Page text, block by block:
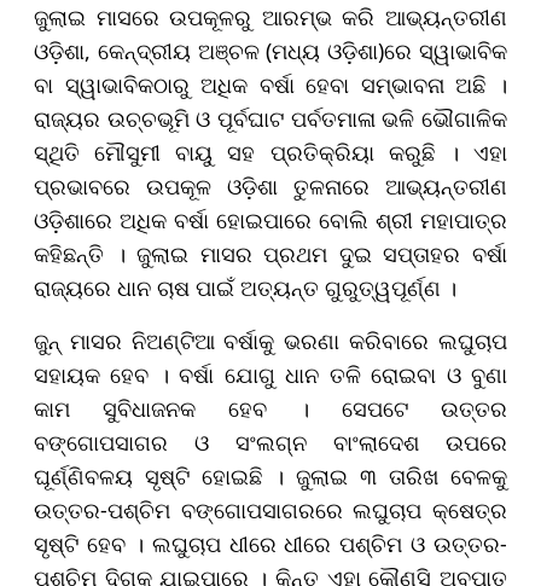
ଜୁଲାଇ ମାସରେ ଉପକୂଳରୁ ଆରମ୍ଭ କରି ଆଭ୍ୟନ୍ତରୀଣ
ଓଡ଼ିଶା, କେନ୍ଦ୍ରୀୟ ଅଞ୍ଚଳ (ମଧ୍ୟ ଓଡ଼ିଶା)ରେ ସ୍ୱାଭାବିକ
ବା ସ୍ୱାଭାବିକଠାରୁ ଅଧିକ ବର୍ଷା ହେବା ସମ୍ଭାବନା ଅଛି ।
ରାଜ୍ୟର ଉଚ୍ଚଭୂମି ଓ ପୂର୍ବଘାଟ ପର୍ବତମାଳା ଭଳି ଭୌଗାଳିକ
ସ୍ଥିତି ମୌସୁମୀ ବାୟୁ ସହ ପ୍ରତିକ୍ରିୟା କରୁଛି । ଏହା
ପ୍ରଭାବରେ ଉପକୂଳ ଓଡ଼ିଶା ତୁଳନାରେ ଆଭ୍ୟନ୍ତରୀଣ
ଓଡ଼ିଶାରେ ଅଧିକ ବର୍ଷା ହୋଇପାରେ ବୋଲି ଶ୍ରୀ ମହାପାତ୍ର
କହିଛନ୍ତି । ଜୁଲାଇ ମାସର ପ୍ରଥମ ଦୁଇ ସପ୍ତାହର ବର୍ଷା
ରାଜ୍ୟରେ ଧାନ ଚାଷ ପାଇଁ ଅତ୍ୟନ୍ତ ଗୁରୁତ୍ୱପୂର୍ଣ୍ଣ ।
ଜୁନ୍ ମାସର ନିଅଣ୍ଟିଆ ବର୍ଷାକୁ ଭରଣା କରିବାରେ ଲଘୁଚାପ
ସହାୟକ ହେବ । ବର୍ଷା ଯୋଗୁ ଧାନ ତଳି ରୋଇବା ଓ ବୁଣା
କାମ ସୁବିଧାଜନକ ହେବ । ସେପଟେ ଉତ୍ତର
ବଙ୍ଗୋପସାଗର ଓ ସଂଲଗ୍ନ ବାଂଲାଦେଶ ଉପରେ
ଘୂର୍ଣ୍ଣିବଳୟ ସୃଷ୍ଟି ହୋଇଛି । ଜୁଲାଇ ୩ ତାରିଖ ବେଳକୁ
ଉତ୍ତର-ପଶ୍ଚିମ ବଙ୍ଗୋପସାଗରରେ ଲଘୁଚାପ କ୍ଷେତ୍ର
ସୃଷ୍ଟି ହେବ । ଲଘୁଚାପ ଧୀରେ ଧୀରେ ପଶ୍ଚିମ ଓ ଉତ୍ତର-
ପଶ୍ଚିମ ଦିଗକୁ ଯାଇପାରେ । କିନ୍ତୁ ଏହା କୌଣସି ଅବପାତ